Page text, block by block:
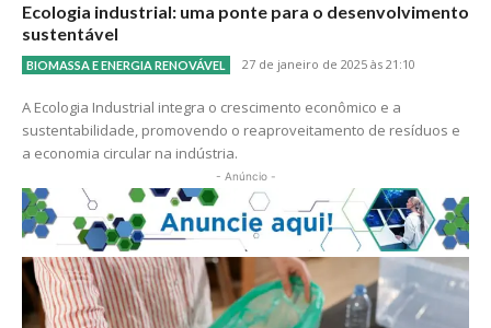
Ecologia industrial: uma ponte para o desenvolvimento
sustentável
BIOMASSA E ENERGIA RENOVÁVEL 27 de janeiro de 2025 às 21:10
A Ecologia Industrial integra o crescimento econômico e a
sustentabilidade, promovendo o reaproveitamento de resíduos e
a economia circular na indústria.
- Anúncio -